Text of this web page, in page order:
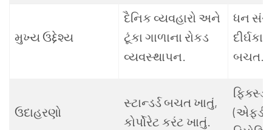
મુખ્ય ઉદ્દેશ્ય
દૈનિક વ્યવહારો અને
ટૂંકા ગાળાના રોકડ
વ્યવસ્થાપન.
ધન
બચત.
ઉદાહરણો
સ્ટાન્ડર્ડ બચત ખાતું,
કોર્પોરેટ કરંટ ખાતું.
ફિક્સ્ડ